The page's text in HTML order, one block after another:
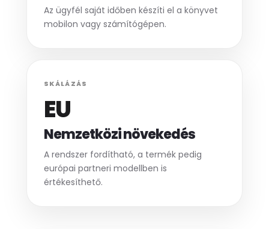
Az ügyfél saját időben készíti el a könyvet
mobilon vagy számítógépen.
SKÁLÁZÁS
EU
Nemzetközi növekedés
A rendszer fordítható, a termék pedig
európai partneri modellben is
értékesíthető.